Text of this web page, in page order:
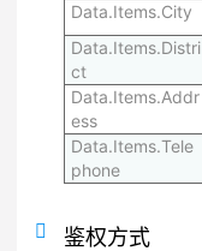
Data.Items.City
Data.Items.Distri
ct
Data.Items.Addr
ess
Data.Items.Tele
phone
鉴权方式